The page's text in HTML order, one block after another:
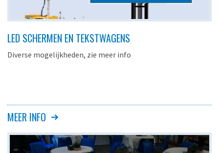
LED SCHERMEN EN TEKSTWAGENS
Diverse mogelijkheden, zie meer info
MEER INFO